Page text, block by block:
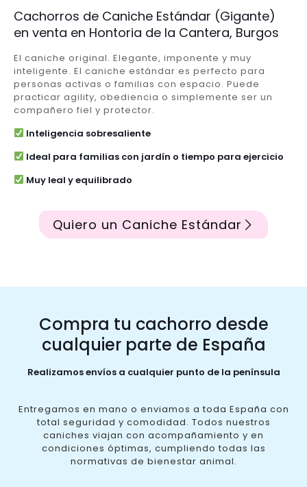
Cachorros de Caniche Estándar (Gigante)
en venta en Hontoria de la Cantera, Burgos
El caniche original. Elegante, imponente y muy
inteligente. El caniche estándar es perfecto para
personas activas o familias con espacio. Puede
practicar agility, obediencia o simplemente ser un
compañero fiel y protector.
Inteligencia sobresaliente
Ideal para familias con jardín o tiempo para ejercicio
Muy leal y equilibrado
Quiero un Caniche Estándar
Compra tu cachorro desde
cualquier parte de España
Realizamos envíos a cualquier punto de la península
Entregamos en mano o enviamos a toda España con
total seguridad y comodidad. Todos nuestros
caniches viajan con acompañamiento y en
condiciones óptimas, cumpliendo todas las
normativas de bienestar animal.